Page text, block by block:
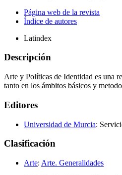
Página web de la revista
Índice de autores
Latindex
Descripción
Arte y Políticas de Identidad es una
tanto en los ámbitos básicos y
Editores
Universidad de Murcia:
Clasificación
Arte: Arte. Generalidades